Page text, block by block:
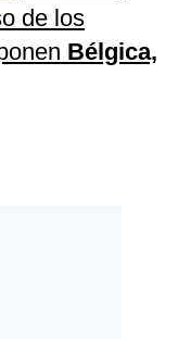
de los
Bélgica,